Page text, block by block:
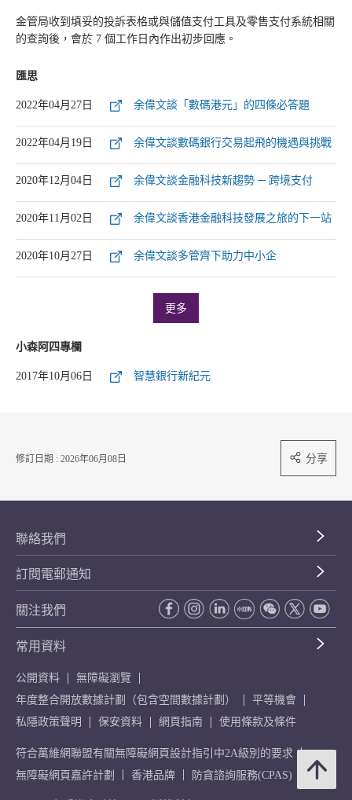
金管局收到填妥的投訴表格或與儲值支付工具及零售支付系統相關
的查詢後，會於 7 個工作日內作出初步回應。
匯思
2022年04月27日 余偉文談「數碼港元」的四條必答題
2022年04月19日 余偉文談數碼銀行交易起飛的機遇與挑戰
2020年12月04日 余偉文談金融科技新趨勢 ─ 跨境支付
2020年11月02日 余偉文談香港金融科技發展之旅的下一站
2020年10月27日 余偉文談多管齊下助力中小企
更多
小森阿四專欄
2017年10月06日 智慧銀行新紀元
修訂日期 : 2026年06月08日 分享
聯絡我們
訂閱電郵通知
關注我們
常用資料
公開資料
無障礙瀏覽
年度整合開放數據計劃（包含空間數據計劃）
平等機會
私隱政策聲明
保安資料 網頁指南 使用條款及條件
符合萬維網聯盟有關無障礙網頁設計指引中2A級別的要求
無障礙網頁嘉許計劃
香港品牌 防貪諮詢服務(CPAS)